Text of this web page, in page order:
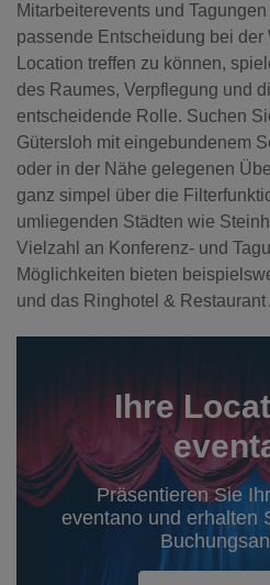
Mitarbeiterevents und
passende Entscheidung bei der
Location treffen zu können,
des Raumes, Verpflegung und
entscheidende Rolle. Suchen
Gütersloh mit eingebundenem
oder in der Nähe gelegenen
ganz simpel über die
umliegenden Städten wie
Vielzahl an Konferenz- und
Möglichkeiten bieten
und das Ringhotel & Restaurant
Ihre
Präsentieren Sie
eventano und erhalten